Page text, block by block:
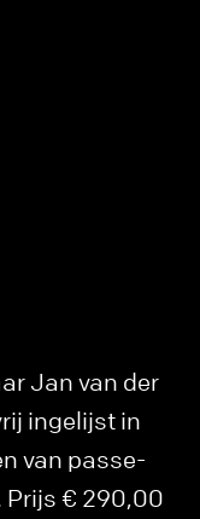
Jan van der
ingelijst in
van passe-
Prijs € 290,00